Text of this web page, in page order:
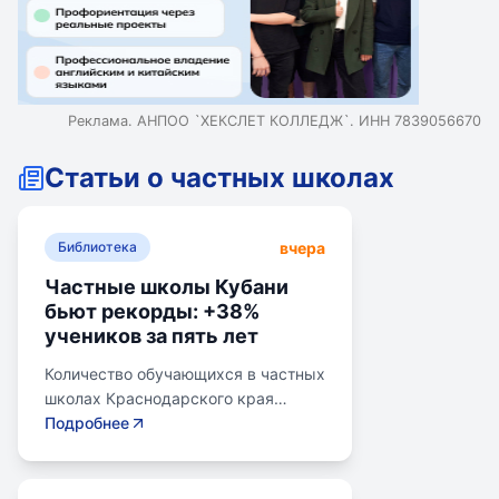
Реклама. АНПОО `ХЕКСЛЕТ КОЛЛЕДЖ`. ИНН 7839056670
Статьи о частных школах
Библиотека вчера
Частные школы Кубани
бьют рекорды: +38%
учеников за пять лет
Количество обучающихся в частных
школах Краснодарского края
выросло на 38% за последние пять
Подробнее